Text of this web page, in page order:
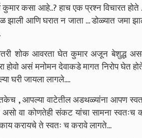
कुमार कसा आहे..? हाच एक प्रश्न विचारत होते
झाली आणि घरात न जाता ... डोळ्यात जमा
शोक आवरता घेत कुमार अजून बेशुद्ध
होवो असं मनोमन देवाकडे मागत निरोप घेत
घरी जायला लागले....
, आपल्या वाटेतील अडथळ्यांना आपण
असो वा कोणतेही संकट यांचा सामना
करायचे ते स्वतः च करावे लागते...